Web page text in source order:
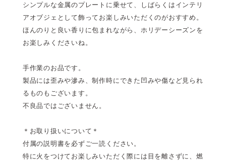
シンプルな金属のプレートに乗せて、しばらくはインテリ
アオブジェとして飾ってお楽しみいただくのがおすすめ。
ほんのりと良い香りに包まれながら、ホリデーシーズンを
お楽しみくださいね。
手作業のお品です。
製品には歪みや滲み、制作時にできた凹みや傷など見られ
るものもございます。
不良品ではございません。
＊お取り扱いについて＊
付属の説明書を必ずご一読ください。
特に火をつけてお楽しみいただく際には目を離さずに、燃